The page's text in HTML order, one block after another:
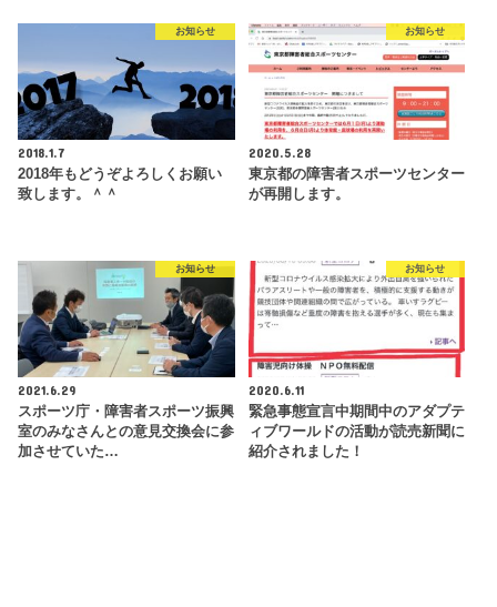
お知らせ
2018.1.7
2018年もどうぞよろしくお願い
致します。＾＾
お知らせ
2020.5.28
東京都の障害者スポーツセンター
が再開します。
お知らせ
2021.6.29
スポーツ庁・障害者スポーツ振興
室のみなさんとの意見交換会に参
加させていた…
お知らせ
2020.6.11
緊急事態宣言中期間中のアダプテ
ィブワールドの活動が読売新聞に
紹介されました！